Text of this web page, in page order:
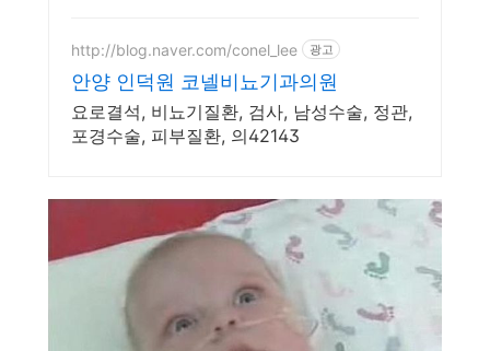
http://blog.naver.com/conel_lee 광고
안양 인덕원 코넬비뇨기과의원
요로결석, 비뇨기질환, 검사, 남성수술, 정관,
포경수술, 피부질환, 의42143